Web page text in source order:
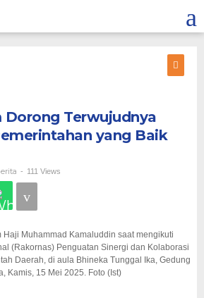
Dorong Terwujudnya
yang Baik
- 111 Views
Haji Muhammad Kamaluddin saat mengikuti
(Rakornas) Penguatan Sinergi dan Kolaborasi
Daerah, di aula Bhineka Tunggal Ika, Gedung
Kamis, 15 Mei 2025. Foto (Ist)